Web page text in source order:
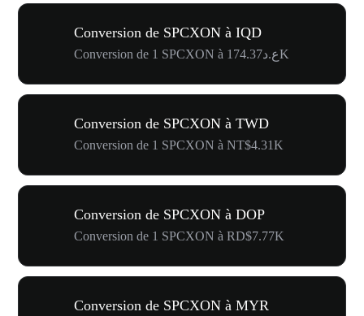
Conversion de SPCXON à IQD
Conversion de 1 SPCXON à ع.د174.37K
Conversion de SPCXON à TWD
Conversion de 1 SPCXON à NT$4.31K
Conversion de SPCXON à DOP
Conversion de 1 SPCXON à RD$7.77K
Conversion de SPCXON à MYR